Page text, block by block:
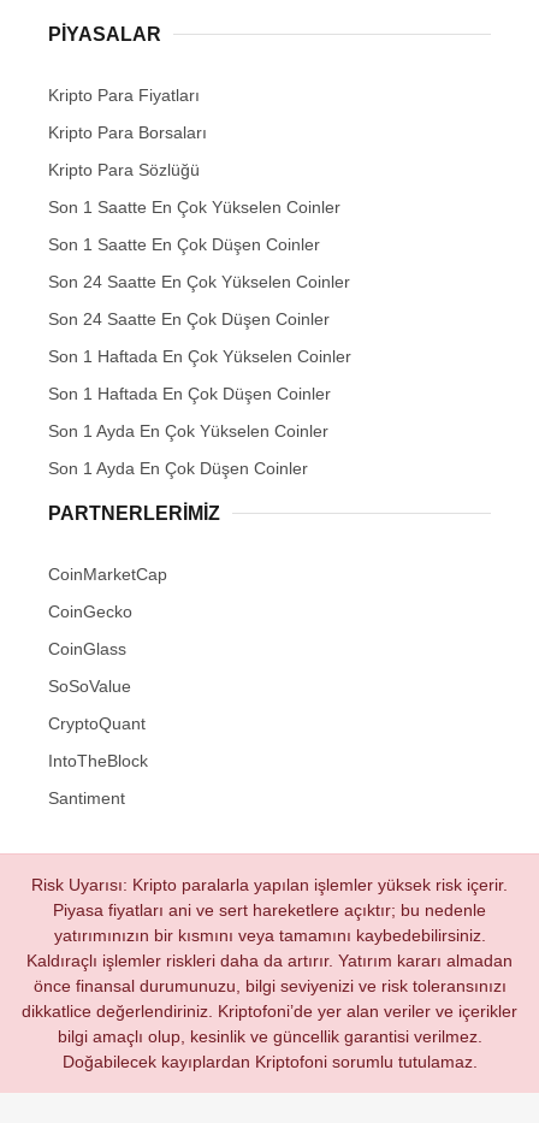
PIYASALAR
Kripto Para Fiyatları
Kripto Para Borsaları
Kripto Para Sözlüğü
Son 1 Saatte En Çok Yükselen Coinler
Son 1 Saatte En Çok Düşen Coinler
Son 24 Saatte En Çok Yükselen Coinler
Son 24 Saatte En Çok Düşen Coinler
Son 1 Haftada En Çok Yükselen Coinler
Son 1 Haftada En Çok Düşen Coinler
Son 1 Ayda En Çok Yükselen Coinler
Son 1 Ayda En Çok Düşen Coinler
PARTNERLERIMIZ
CoinMarketCap
CoinGecko
CoinGlass
SoSoValue
CryptoQuant
IntoTheBlock
Santiment
Risk Uyarısı: Kripto paralarla yapılan işlemler yüksek risk içerir.
Piyasa fiyatları ani ve sert hareketlere açıktır; bu nedenle
yatırımınızın bir kısmını veya tamamını kaybedebilirsiniz.
Kaldıraçlı işlemler riskleri daha da artırır. Yatırım kararı almadan
önce finansal durumunuzu, bilgi seviyenizi ve risk toleransınızı
dikkatlice değerlendiriniz. Kriptofoni’de yer alan veriler ve içerikler
bilgi amaçlı olup, kesinlik ve güncellik garantisi verilmez.
Doğabilecek kayıplardan Kriptofoni sorumlu tutulamaz.